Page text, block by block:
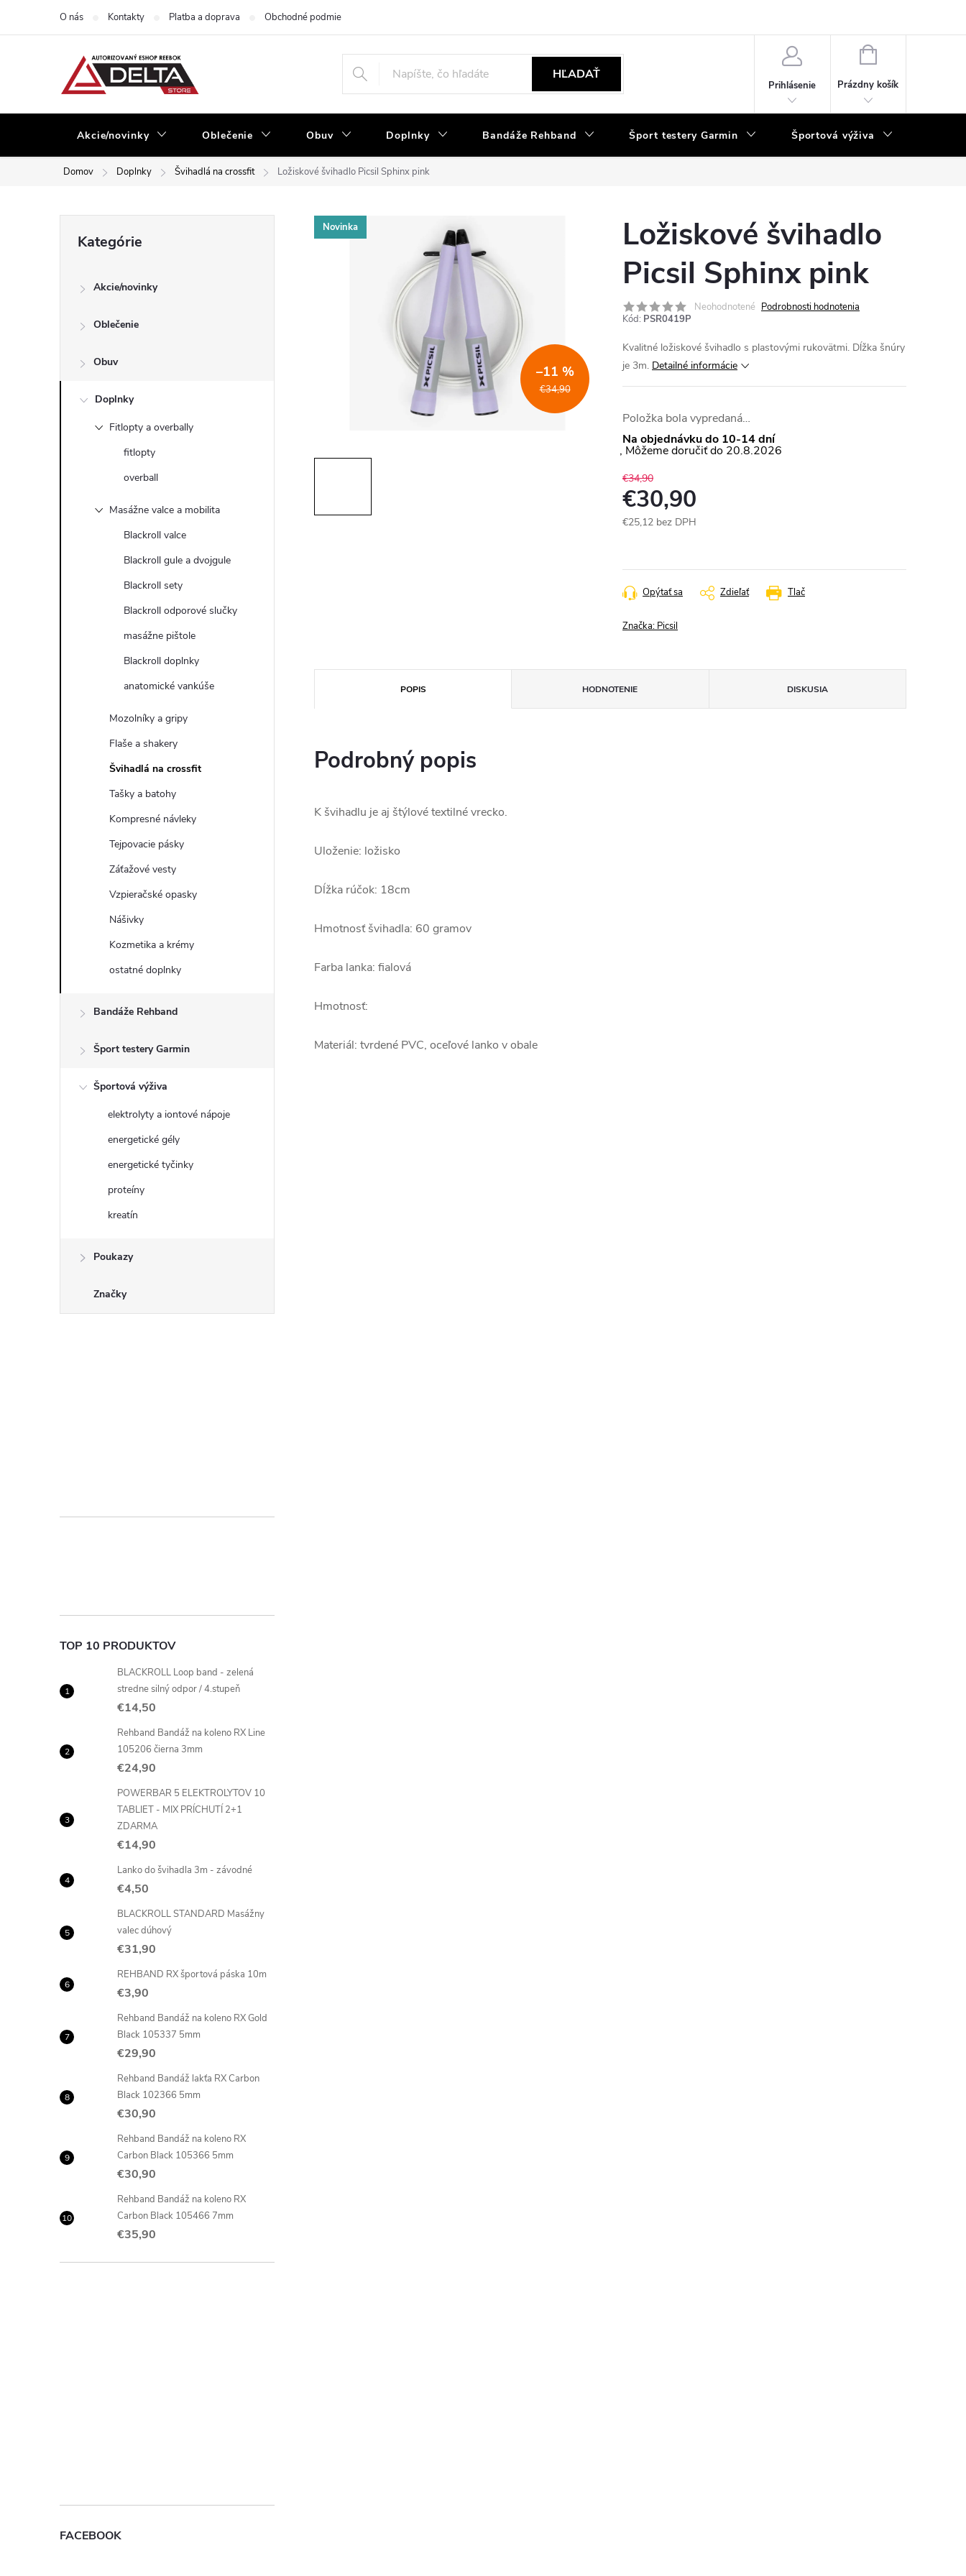
O nás Kontakty Platba a doprava Obchodné podmienky
HĽADAŤ
Prihlásenie
NÁKUPNÝ
Prázdny košík
Akcie/novinky Oblečenie Obuv Doplnky Bandáže Rehband Šport testery Garmin Športová výživa
Domov Doplnky Švihadlá na crossfit Ložiskové švihadlo Picsil Sphinx pink
ý
kategórie
Kategórie
Akcie/novinky
Oblečenie
Obuv
Doplnky
Fitlopty a overbally
fitlopty
overball
Masážne valce a mobilita
Blackroll valce
Blackroll gule a dvojgule
Blackroll sety
Blackroll odporové slučky
masážne pištole
Blackroll doplnky
anatomické vankúše
Mozolníky a gripy
Flaše a shakery
Švihadlá na crossfit
Tašky a batohy
Kompresné návleky
Tejpovacie pásky
Záťažové vesty
Vzpieračské opasky
Nášivky
Kozmetika a krémy
ostatné doplnky
Bandáže Rehband
Šport testery Garmin
Športová výživa
elektrolyty a iontové nápoje
energetické gély
energetické tyčinky
proteíny
kreatín
Poukazy
Značky
TOP 10 PRODUKTOV
BLACKROLL Loop band - zelená
stredne silný odpor / 4.stupeň
€14,50
Rehband Bandáž na koleno RX Line
105206 čierna 3mm
€24,90
POWERBAR 5 ELEKTROLYTOV 10
TABLIET - MIX PRÍCHUTÍ 2+1
ZDARMA
€14,90
Lanko do švihadla 3m - závodné
€4,50
BLACKROLL STANDARD Masážny
valec dúhový
€31,90
REHBAND RX športová páska 10m
€3,90
Rehband Bandáž na koleno RX Gold
Black 105337 5mm
€29,90
Rehband Bandáž lakťa RX Carbon
Black 102366 5mm
€30,90
Rehband Bandáž na koleno RX
Carbon Black 105366 5mm
€30,90
Rehband Bandáž na koleno RX
Carbon Black 105466 7mm
€35,90
FACEBOOK
Novinka
€34,90
–11 %
Ložiskové švihadlo
Picsil Sphinx pink
Neohodnotené Podrobnosti hodnotenia
Kód: PSR0419P
Kvalitné ložiskové švihadlo s plastovými rukovätmi. Dĺžka šnúry
je 3m. Detailné informácie
Položka bola vypredaná…
Na objednávku do 10-14 dní
20.8.2026
€34,90
€30,90
€25,12 bez DPH
Tlač
Opýtať sa Zdieľať
Značka: Picsil
POPIS HODNOTENIE DISKUSIA
Podrobný popis
K švihadlu je aj štýlové textilné vrecko.
Uloženie: ložisko
Dĺžka rúčok: 18cm
Hmotnosť švihadla: 60 gramov
Farba lanka: fialová
Hmotnosť:
Materiál: tvrdené PVC, oceľové lanko v obale